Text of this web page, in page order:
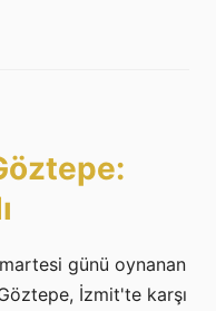
günü oynanan
İzmit'te karşı